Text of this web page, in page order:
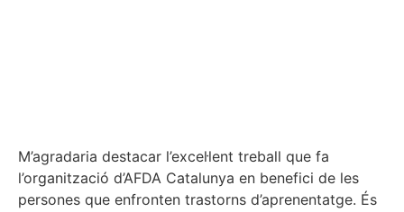
M’agradaria destacar l’excel·lent treball que fa
l’organització d’AFDA Catalunya en benefici de les
persones que enfronten trastorns d’aprenentatge. És